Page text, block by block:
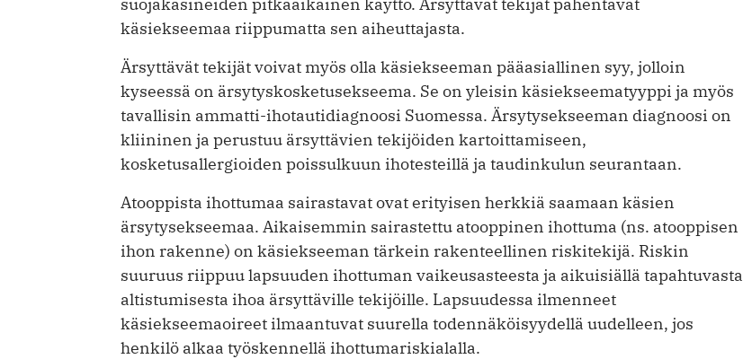
käsiekseemaa riippumatta sen aiheuttajasta.
Ärsyttävät tekijät voivat myös olla käsiekseeman pääasiallinen syy, jolloin
kyseessä on ärsytyskosketusekseema. Se on yleisin käsiekseematyyppi ja myös
tavallisin ammatti-ihotautidiagnoosi Suomessa. Ärsytysekseeman diagnoosi on
kliininen ja perustuu ärsyttävien tekijöiden kartoittamiseen,
kosketusallergioiden poissulkuun ihotesteillä ja taudinkulun seurantaan.
Atooppista ihottumaa sairastavat ovat erityisen herkkiä saamaan käsien
ärsytysekseemaa. Aikaisemmin sairastettu atooppinen ihottuma (ns. atooppisen
ihon rakenne) on käsiekseeman tärkein rakenteellinen riskitekijä. Riskin
suuruus riippuu lapsuuden ihottuman vaikeusasteesta ja aikuisiällä tapahtuvasta
altistumisesta ihoa ärsyttäville tekijöille. Lapsuudessa ilmenneet
käsiekseemaoireet ilmaantuvat suurella todennäköisyydellä uudelleen, jos
henkilö alkaa työskennellä ihottumariskialalla.